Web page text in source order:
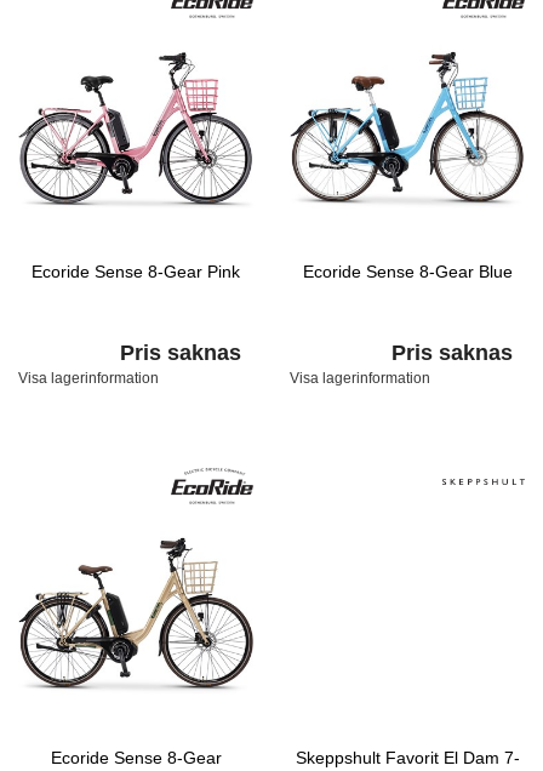
Ecoride Sense 8-Gear Pink
Pris saknas
Visa lagerinformation
Ecoride Sense 8-Gear Blue
Pris saknas
Visa lagerinformation
Ecoride Sense 8-Gear
Skeppshult Favorit El Dam 7-